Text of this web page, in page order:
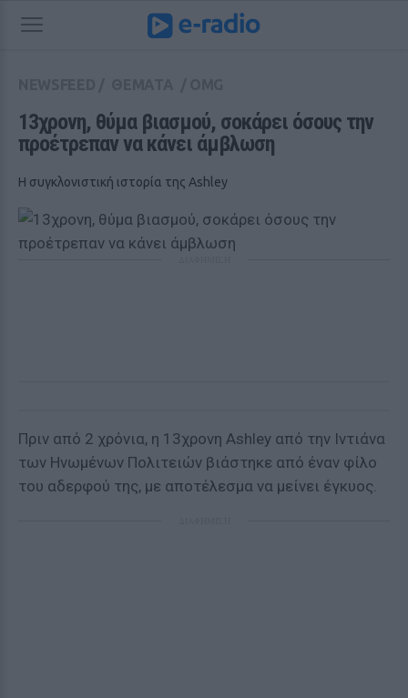
13χρονη, θύμα βιασμού, σοκάρει όσους την
προέτρεπαν να κάνει άμβλωση
Η συγκλονιστική ιστορία της Ashley
Πριν από 2 χρόνια, η 13χρονη Ashley από την Ιντιάνα
των Ηνωμένων Πολιτειών βιάστηκε από έναν φίλο
του αδερφού της, με αποτέλεσμα να μείνει έγκυος.